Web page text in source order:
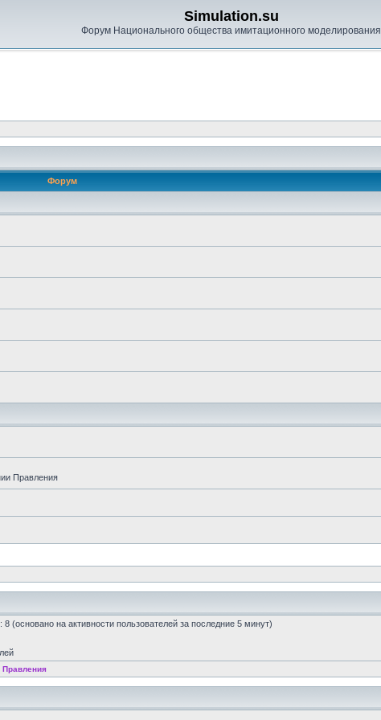
Simulation.su
Форум Национального общества имитационного моделирования
Форум
Правления
8 (основано на активности пользователей за последние 5 минут)